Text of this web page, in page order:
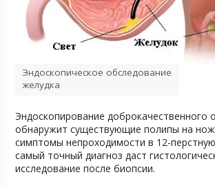
Эндоскопическое обследование
желудка
Эндоскопирование доброкачественного
обнаружит существующие полипы на
симптомы непроходимости в 12-
самый точный диагноз даст
исследование после биопсии.